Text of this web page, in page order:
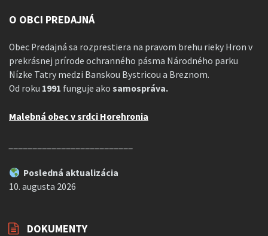
O OBCI PREDAJNÁ
Obec Predajná sa rozprestiera na pravom brehu rieky Hron v
prekrásnej prírode ochranného pásma Národného parku
Nízke Tatry medzi Banskou Bystricou a Breznom.
Od roku 1991 funguje ako samospráva.
Malebná obec v srdci Horehronia
Posledná aktualizácia
10. augusta 2026
DOKUMENTY